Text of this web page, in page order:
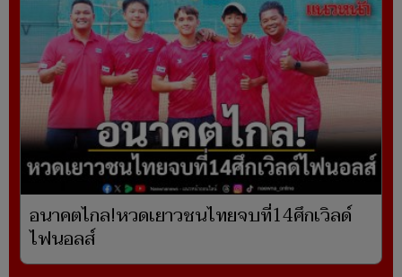
อนาคตไกล!หวดเยาวชนไทยจบที่14ศึกเวิลด์
ไฟนอลส์